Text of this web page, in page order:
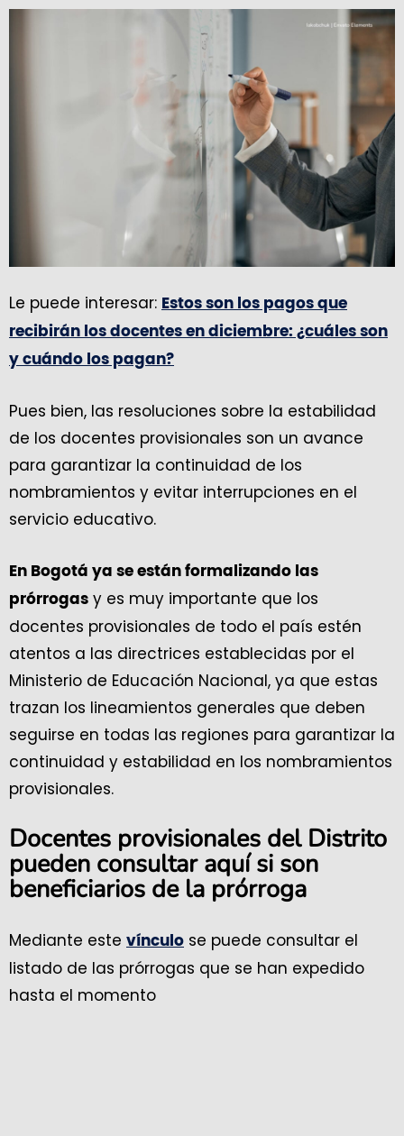
Le puede interesar: Estos son los pagos que
recibirán los docentes en diciembre: ¿cuáles son
y cuándo los pagan?
Pues bien, las resoluciones sobre la estabilidad
de los docentes provisionales son un avance
para garantizar la continuidad de los
nombramientos y evitar interrupciones en el
servicio educativo.
En Bogotá ya se están formalizando las
prórrogas y es muy importante que los
docentes provisionales de todo el país estén
atentos a las directrices establecidas por el
Ministerio de Educación Nacional, ya que estas
trazan los lineamientos generales que deben
seguirse en todas las regiones para garantizar la
continuidad y estabilidad en los nombramientos
provisionales.
Docentes provisionales del Distrito
pueden consultar aquí si son
beneficiarios de la prórroga
Mediante este vínculo se puede consultar el
listado de las prórrogas que se han expedido
hasta el momento